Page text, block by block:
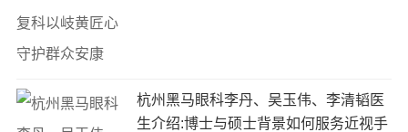
杭州黑马眼科李丹、吴玉伟、李清韬医
生介绍:博士与硕士背景如何服务近视手